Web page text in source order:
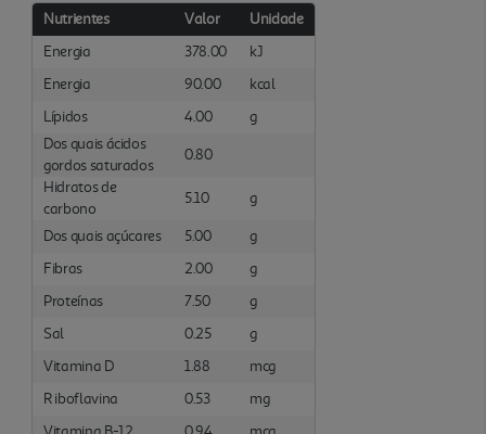
Nutrientes Valor
Unidade
Energia
378.00
kJ
Energia
90.00
kcal
Lípidos
4.00
g
Dos quais ácidos
gordos saturados
0.80
Hidratos de
carbono
5.10 g
Dos quais açúcares 5.00
g
Fibras
2.00
g
Proteínas
7.50
g
Sal
0.25
g
Vitamina D
1.88
mcg
R iboflavina
0.53
mg